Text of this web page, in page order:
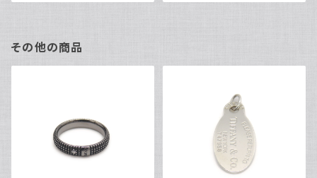
その他の商品